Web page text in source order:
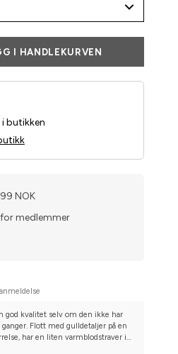
I HANDLEKURVEN
butikken
NOK
medlemmer
god kvalitet selv om den ikke har
Flott med gulldetaljer på en
har en liten varmblodstraver i